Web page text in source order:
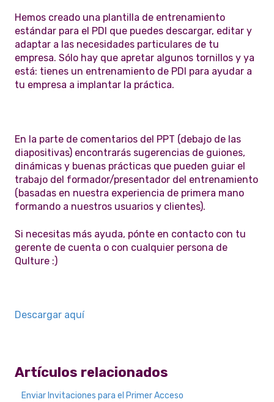
Hemos creado una plantilla de entrenamiento
estándar para el PDI que puedes descargar, editar y
adaptar a las necesidades particulares de tu
empresa. Sólo hay que apretar algunos tornillos y ya
está: tienes un entrenamiento de PDI para ayudar a
tu empresa a implantar la práctica.
En la parte de comentarios del PPT (debajo de las
diapositivas) encontrarás sugerencias de guiones,
dinámicas y buenas prácticas que pueden guiar el
trabajo del formador/presentador del entrenamiento
(basadas en nuestra experiencia de primera mano
formando a nuestros usuarios y clientes).
Si necesitas más ayuda, pónte en contacto con tu
gerente de cuenta o con cualquier persona de
Qulture :)
Descargar aquí
Artículos relacionados
Enviar Invitaciones para el Primer Acceso